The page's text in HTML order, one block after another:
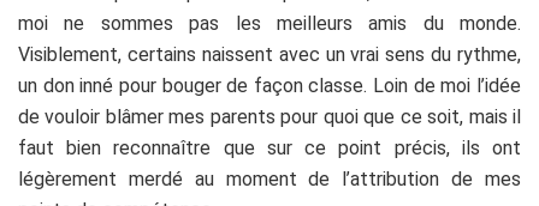
moi ne sommes pas les meilleurs amis du monde.
Visiblement, certains naissent avec un vrai sens du rythme,
un don inné pour bouger de façon classe. Loin de moi l’idée
de vouloir blâmer mes parents pour quoi que ce soit, mais il
faut bien reconnaître que sur ce point précis, ils ont
légèrement merdé au moment de l’attribution de mes